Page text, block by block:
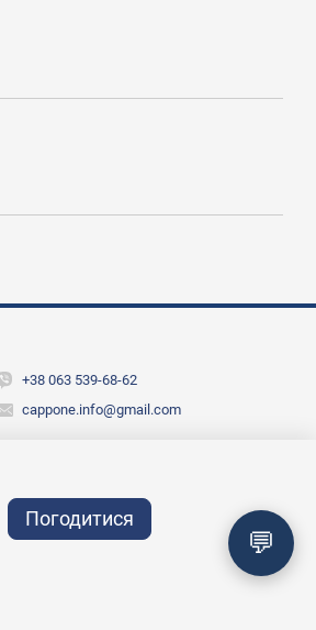
+38 063 539-68-62
cappone.info@gmail.com
Погодитися
💬